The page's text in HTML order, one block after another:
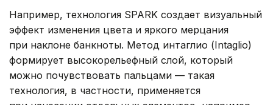
Например, технология SPARK создает визуальный
эффект изменения цвета и яркого мерцания
при наклоне банкноты. Метод интаглио (Intaglio)
формирует высокорельефный слой, который
можно почувствовать пальцами — такая
технология, в частности, применяется